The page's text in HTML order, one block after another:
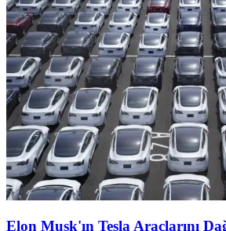
Elon Musk'ın Tesla Araçlarını